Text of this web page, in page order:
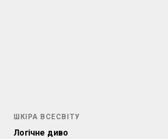
ШКІРА ВСЕСВІТУ
Логічне диво